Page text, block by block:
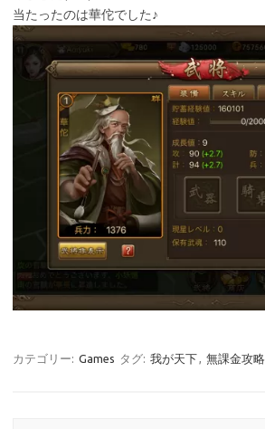
当たったのは華佗でした♪
カテゴリー: Games タグ: 我が天下, 無課金攻略